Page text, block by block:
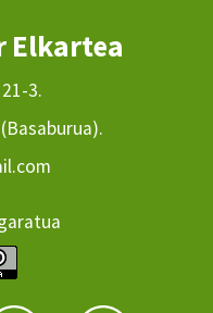
Elkartea
3.